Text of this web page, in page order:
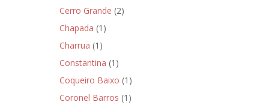
Cerro Grande (2)
Chapada (1)
Charrua (1)
Constantina (1)
Coqueiro Baixo (1)
Coronel Barros (1)